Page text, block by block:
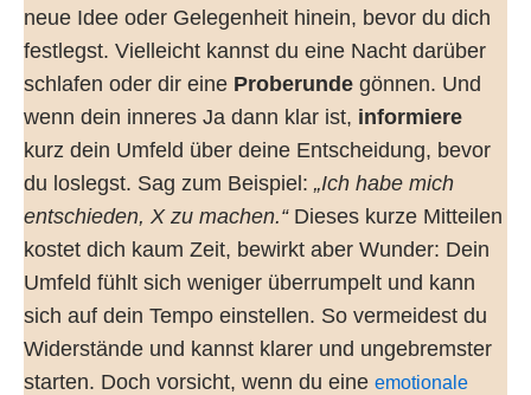
neue Idee oder Gelegenheit hinein, bevor du dich
festlegst. Vielleicht kannst du eine Nacht darüber
schlafen oder dir eine Proberunde gönnen. Und
wenn dein inneres Ja dann klar ist, informiere
kurz dein Umfeld über deine Entscheidung, bevor
du loslegst. Sag zum Beispiel: „Ich habe mich
entschieden, X zu machen.“Dieses kurze Mitteilen
kostet dich kaum Zeit, bewirkt aber Wunder: Dein
Umfeld fühlt sich weniger überrumpelt und kann
sich auf dein Tempo einstellen. So vermeidest du
Widerstände und kannst klarer und ungebremster
starten. Doch vorsicht, wenn du eine emotionale